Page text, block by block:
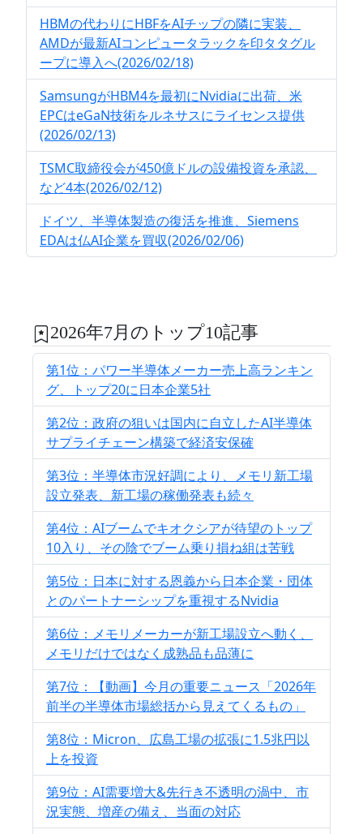
HBMの代わりにHBFをAIチップの隣に実装、
AMDが最新AIコンピュータラックを印タタグル
ープに導入へ(2026/02/18)
SamsungがHBM4を最初にNvidiaに出荷、米
EPCはeGaN技術をルネサスにライセンス提供
(2026/02/13)
TSMC取締役会が450億ドルの設備投資を承認、
など4本(2026/02/12)
ドイツ、半導体製造の復活を推進、Siemens
EDAは仏AI企業を買収(2026/02/06)
2026年7月のトップ10記事
第1位：パワー半導体メーカー売上高ランキン
グ、トップ20に日本企業5社
第2位：政府の狙いは国内に自立したAI半導体
サプライチェーン構築で経済安保確
第3位：半導体市況好調により、メモリ新工場
設立発表、新工場の稼働発表も続々
第4位：AIブームでキオクシアが待望のトップ
10入り、その陰でブーム乗り損ね組は苦戦
第5位：日本に対する恩義から日本企業・団体
とのパートナーシップを重視するNvidia
第6位：メモリメーカーが新工場設立へ動く、
メモリだけではなく成熟品も品薄に
第7位：【動画】今月の重要ニュース「2026年
前半の半導体市場総括から見えてくるもの」
第8位：Micron、広島工場の拡張に1.5兆円以
上を投資
第9位：AI需要増大&先行き不透明の渦中、市
況実態、増産の備え、当面の対応